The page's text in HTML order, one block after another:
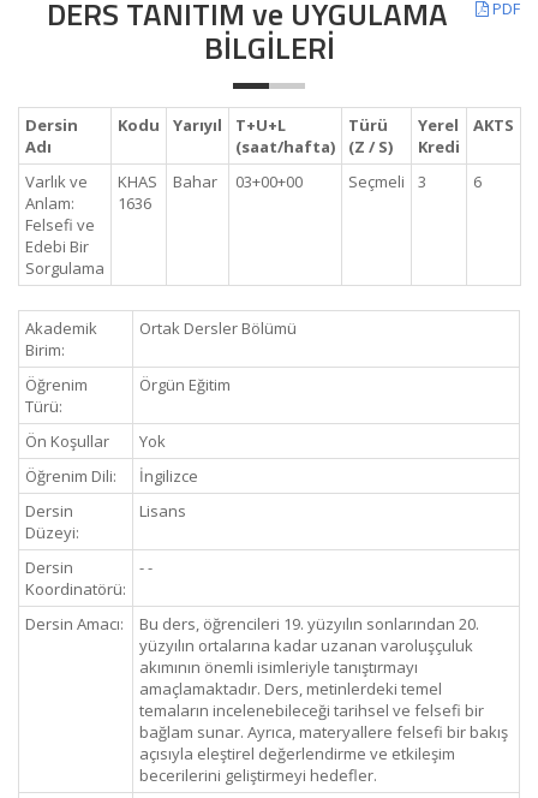
PDF
DERS TANITIM ve UYGULAMA
BİLGİLERİ
Dersin
Adı
Kodu Yarıyıl
T+U+L
(saat/hafta)
Türü
(Z / S)
Yerel
Kredi
AKTS
Varlık ve
Anlam:
Felsefi ve
Edebi Bir
Sorgulama
KHAS
1636
Bahar 03+00+00 Seçmeli 3 6
Akademik
Birim:
Ortak Dersler Bölümü
Öğrenim
Türü:
Örgün Eğitim
Ön Koşullar
Yok
Öğrenim Dili:
İngilizce
Dersin
Düzeyi:
Lisans
Dersin
Koordinatörü:
- -
Dersin Amacı:
Bu ders, öğrencileri 19. yüzyılın sonlarından 20.
yüzyılın ortalarına kadar uzanan varoluşçuluk
akımının önemli isimleriyle tanıştırmayı
amaçlamaktadır. Ders, metinlerdeki temel
temaların incelenebileceği tarihsel ve felsefi bir
bağlam sunar. Ayrıca, materyallere felsefi bir bakış
açısıyla eleştirel değerlendirme ve etkileşim
becerilerini geliştirmeyi hedefler.